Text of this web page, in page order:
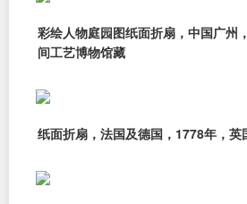
彩绘人物庭园图纸面折扇，中国广州
间工艺博物馆藏
纸面折扇，法国及德国，1778年，英